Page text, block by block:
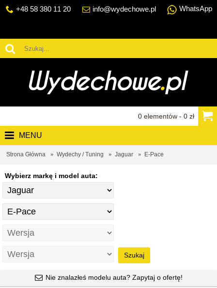
+48 58 380 11 20 info@wydechowe.pl WhatsApp
0 elementów - 0 zł
MENU
Strona Główna Wydechy / Tuning Jaguar E-Pace
Wybierz markę i model auta:
Szukaj
Nie znalazłeś modelu auta? Zapytaj o ofertę!